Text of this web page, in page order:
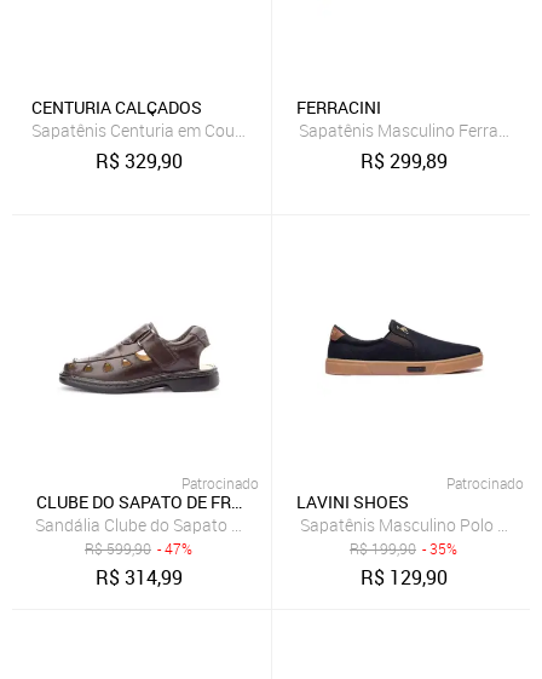
CENTURIA CALÇADOS
Sapatênis Centuria em Couro Tamanho Especial Café
R$329,90
FERRACINI
Sapatênis Masculino Ferracini
R$299,89
Patrocinado
CLUBE DO SAPATO DE FRANCA
Sandália Clube do Sapato de Franca de Couro Antistress Conforto
R$599,90 - 47%
R$314,99
Patrocinado
LAVINI SHOES
Sapatênis Masculino Polo Joy
R$199,90 - 35%
R$ 129,90